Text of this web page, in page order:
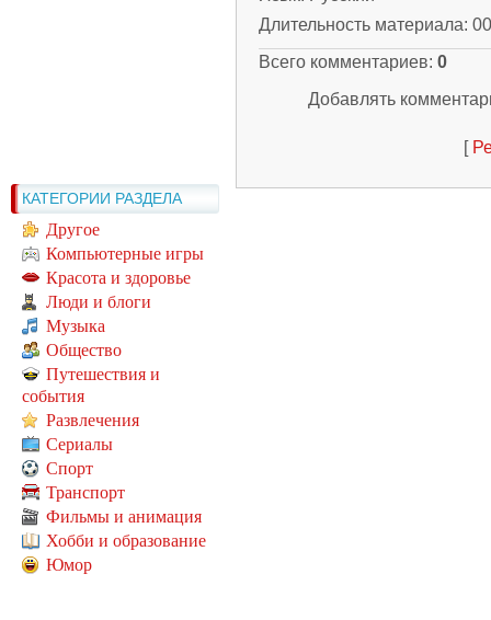
КАТЕГОРИИ РАЗДЕЛА
Другое
Компьютерные игры
Красота и здоровье
Люди и блоги
Музыка
Общество
Путешествия и
события
Развлечения
Сериалы
Спорт
Транспорт
Фильмы и анимация
Хобби и образование
Юмор
Длительность материала:
Всего комментариев: 0
Добавлять
[